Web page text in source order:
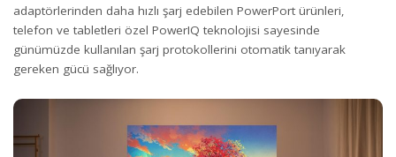
adaptörlerinden daha hızlı şarj edebilen PowerPort ürünleri,
telefon ve tabletleri özel PowerIQ teknolojisi sayesinde
günümüzde kullanılan şarj protokollerini otomatik tanıyarak
gereken gücü sağlıyor.